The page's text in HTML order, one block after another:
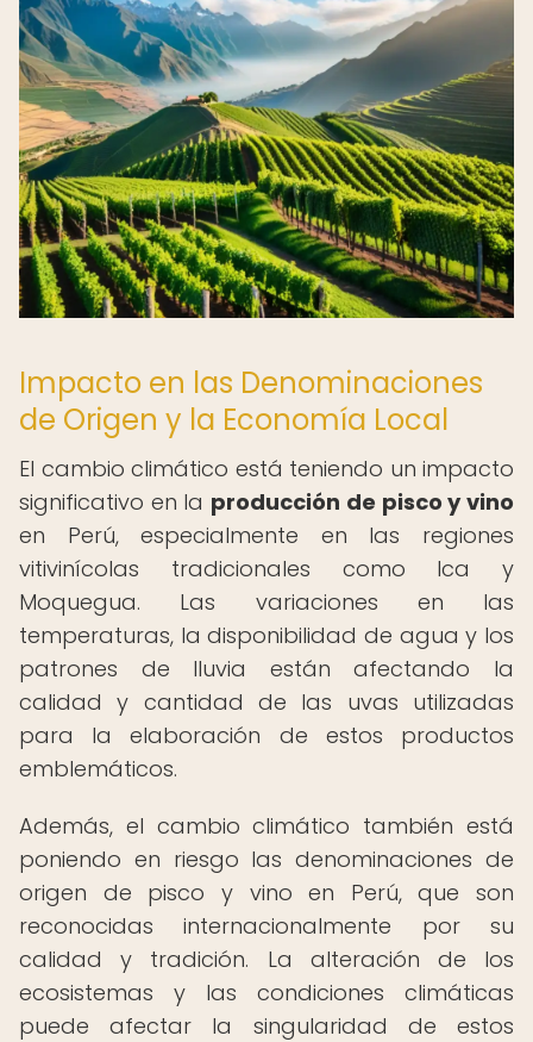
Impacto en las Denominaciones
de Origen y la Economía Local
El cambio climático está teniendo un impacto
significativo en la producción de pisco y vino
en Perú, especialmente en las regiones
vitivinícolas tradicionales como Ica y
Moquegua. Las variaciones en las
temperaturas, la disponibilidad de agua y los
patrones de lluvia están afectando la
calidad y cantidad de las uvas utilizadas
para la elaboración de estos productos
emblemáticos.
Además, el cambio climático también está
poniendo en riesgo las denominaciones de
origen de pisco y vino en Perú, que son
reconocidas internacionalmente por su
calidad y tradición. La alteración de los
ecosistemas y las condiciones climáticas
puede afectar la singularidad de estos